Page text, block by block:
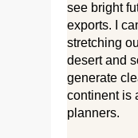
see bright
exports. I
stretching
desert and
generate
continent is
planners.